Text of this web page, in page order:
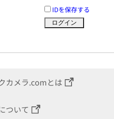
IDを保存する
カメラ.comとは
ついて